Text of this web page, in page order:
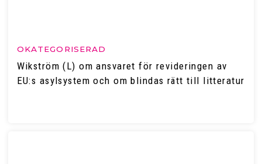
OKATEGORISERAD
Wikström (L) om ansvaret för revideringen av
EU:s asylsystem och om blindas rätt till litteratur